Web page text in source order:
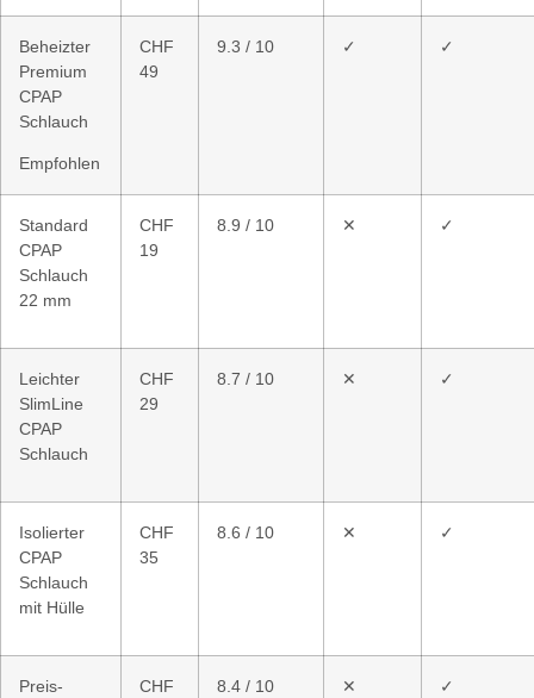
Beheizter
Premium
CPAP
Schlauch
Empfohlen
CHF
49
9.3 / 10 ✓ ✓
Standard
CPAP
Schlauch
22 mm
CHF
19
8.9 / 10 ✕ ✓
Leichter
SlimLine
CPAP
Schlauch
CHF
29
8.7 / 10 ✕ ✓
Isolierter
CPAP
Schlauch
mit Hülle
CHF
35
8.6 / 10 ✕ ✓
Preis-
CHF
8.4 / 10 ✕ ✓